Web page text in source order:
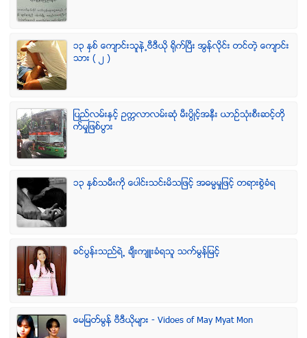
၁၃ ႏွစ္ ေက်ာင္းသူနဲ႕ဗီဒီယို ရိုက္ျပီး အြန္လိုင္း တင္တဲ့ ေက်ာင္း
သား ( ၂ )
ျပည္လမ္းႏွင့္ ဥကၠလာလမ္းဆုံ မီးပြိဳင့္အနီး ယာဥ္သုံးစီးဆင့္တို
က္မႈျဖစ္ပြား
၁၃ ႏွစ္သမီးကို ေပါင္းသင္းမိသျဖင့္ အဓမၼမႈျဖင့္ တရားစြဲခံရ
ခင္ပြန္းသည္ရဲ႕ ခ်ီးက်ဴးခံရသူ သက္မြန္ျမင့္
ေမျမတ္မြန္ ဗီဒီယုိမ်ား - Vidoes of May Myat Mon